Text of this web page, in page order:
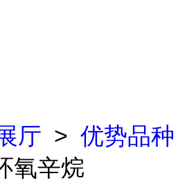
厅 > 优势品种
氧辛烷